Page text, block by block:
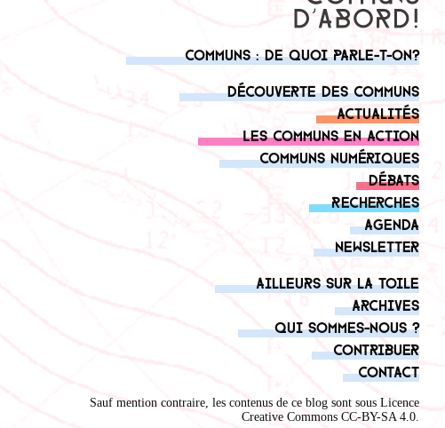
Communs : de quoi parle-t-on?
Découverte des communs
Actualités
Les communs en action
Communs numériques
Débats
Recherches
Agenda
Newsletter
Ailleurs sur la toile
Archives
Qui sommes-nous ?
Contribuer
Contact
Sauf mention contraire, les contenus de ce blog sont sous Licence
Creative Commons CC-BY-SA 4.0.